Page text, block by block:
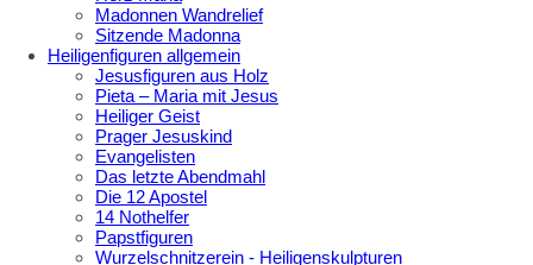
Madonnen Wandrelief
Sitzende Madonna
Heiligenfiguren allgemein
Jesusfiguren aus Holz
Pieta – Maria mit Jesus
Heiliger Geist
Prager Jesuskind
Evangelisten
Das letzte Abendmahl
Die 12 Apostel
14 Nothelfer
Papstfiguren
Wurzelschnitzerein - Heiligenskulpturen